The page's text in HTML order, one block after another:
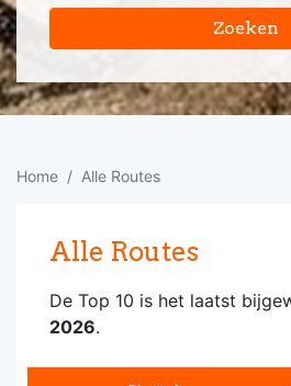
Zoeken
Home Alle Routes
Alle Routes
De Top 10 is het laatst
2026.